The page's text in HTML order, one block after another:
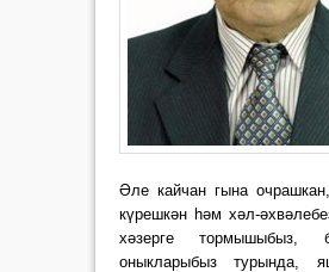
Әле кайчан гына
күрешкән һәм хәл-
хә­зерге тормышыбыз,
оныкларыбыз турында,